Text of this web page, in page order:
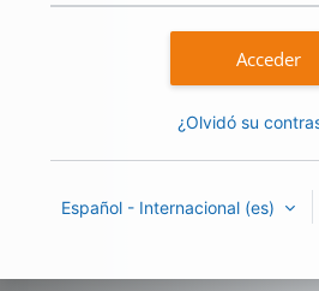
Acceder
¿Olvidó su
Español - Internacional ‎(es)‎